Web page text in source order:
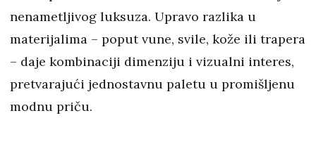
nenametljivog luksuza. Upravo razlika u
materijalima – poput vune, svile, kože ili trapera
– daje kombinaciji dimenziju i vizualni interes,
pretvarajući jednostavnu paletu u promišljenu
modnu priču.